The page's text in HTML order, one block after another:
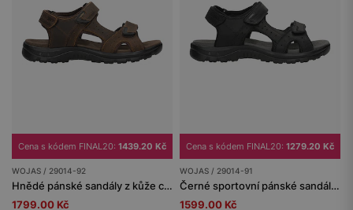
Cena s kódem FINAL20: 1439.20 Kč
WOJAS / 29014-92
Hnědé pánské sandály z kůže crazy horse
1799.00 Kč
Cena s kódem FINAL20: 1279.20 Kč
WOJAS / 29014-91
Černé sportovní pánské sandály z kůže crazy horse
1599.00 Kč